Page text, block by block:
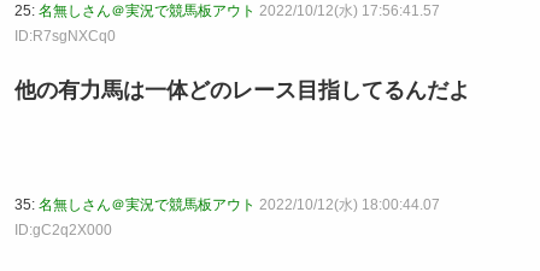
25: 名無しさん＠実況で競馬板アウト 2022/10/12(水) 17:56:41.57
ID:R7sgNXCq0
他の有力馬は一体どのレース目指してるんだよ
35: 名無しさん＠実況で競馬板アウト 2022/10/12(水) 18:00:44.07
ID:gC2q2X000